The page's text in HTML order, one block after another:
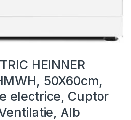
HEINNER
50X60cm,
electrice, Cuptor
Alb